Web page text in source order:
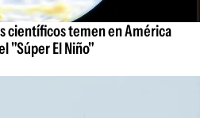
científicos temen en América
"Súper El Niño"